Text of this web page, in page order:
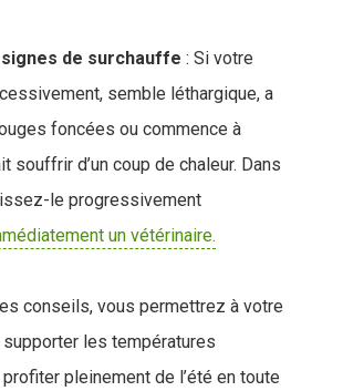
de surchauffe : Si votre
semble léthargique, a
foncées ou commence à
souffrir d’un coup de chaleur. Dans
le progressivement
un vétérinaire.
conseils, vous permettrez à votre
les températures
pleinement de l’été en toute